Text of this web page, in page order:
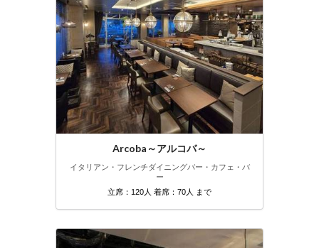
Arcoba～アルコバ～
イタリアン・フレンチダイニングバー・カフェ・バ
ー
立席：120人 着席：70人 まで